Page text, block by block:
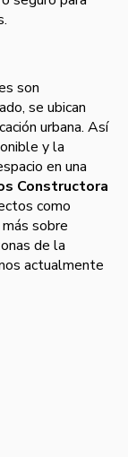
son
se ubican
urbana. Así
y la
en una
Constructora
como
sobre
de la
actualmente